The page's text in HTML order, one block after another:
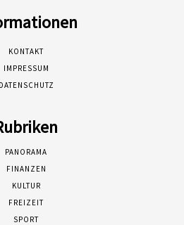
KONTAKT
IMPRESSUM
DATENSCHUTZ
PANORAMA
FINANZEN
KULTUR
FREIZEIT
SPORT